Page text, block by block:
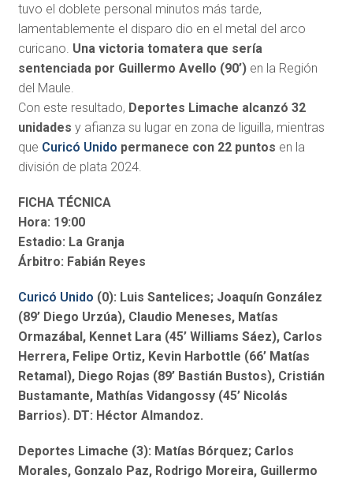
tuvo el doblete personal minutos más tarde,
lamentablemente el disparo dio en el metal del arco
curicano. Una victoria tomatera que sería
sentenciada por Guillermo Avello (90’)en la Región
del Maule.
Con este resultado, Deportes Limache alcanzó 32
unidades y afianza su lugar en zona de liguilla, mientras
que Curicó Unido permanece con 22 puntos en la
división de plata 2024.
FICHA TÉCNICA
Hora: 19:00
Estadio: La Granja
Árbitro: Fabián Reyes
Curicó Unido (0): Luis Santelices; Joaquín González
(89’ Diego Urzúa), Claudio Meneses, Matías
Ormazábal, Kennet Lara (45’ Williams Sáez), Carlos
Herrera, Felipe Ortiz, Kevin Harbottle (66’ Matías
Retamal), Diego Rojas (89’ Bastián Bustos), Cristián
Bustamante, Mathías Vidangossy (45’ Nicolás
Barrios). DT: Héctor Almandoz.
Deportes Limache (3): Matías Bórquez; Carlos
Morales, Gonzalo Paz, Rodrigo Moreira, Guillermo